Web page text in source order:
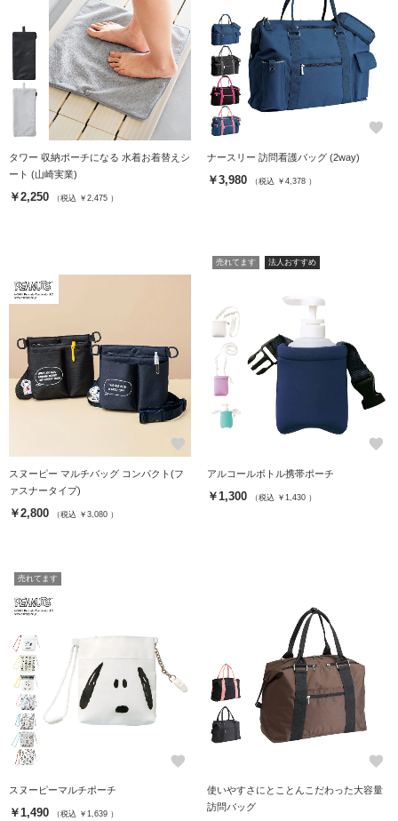
タワー 収納ポーチになる 水着お着替えシ
ート (山崎実業)
￥2,250 （税込 ￥2,475 ）
favorite
ナースリー 訪問看護バッグ (2way)
￥3,980 （税込 ￥4,378 ）
favorite
スヌーピー マルチバッグ コンパクト(フ
ァスナータイプ)
￥2,800 （税込 ￥3,080 ）
売れてます 法人おすすめ
favorite
アルコールボトル携帯ポーチ
￥1,300 （税込 ￥1,430 ）
売れてます
favorite
スヌーピーマルチポーチ
￥1,490 （税込 ￥1,639 ）
favorite
使いやすさにとことんこだわった大容量
訪問バッグ